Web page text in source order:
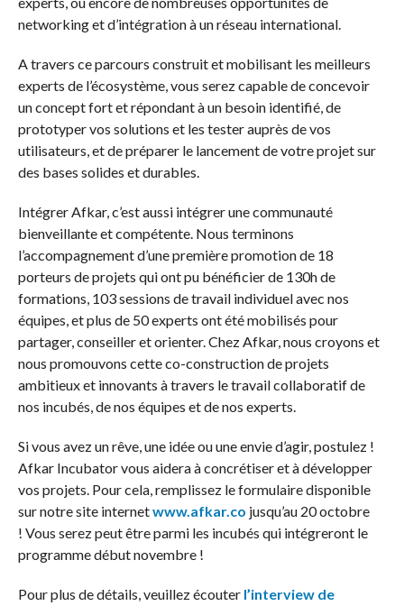
networking et d’intégration à un réseau international.
A travers ce parcours construit et mobilisant les meilleurs
experts de l’écosystème, vous serez capable de concevoir
un concept fort et répondant à un besoin identifié, de
prototyper vos solutions et les tester auprès de vos
utilisateurs, et de préparer le lancement de votre projet sur
des bases solides et durables.
Intégrer Afkar, c’est aussi intégrer une communauté
bienveillante et compétente. Nous terminons
l’accompagnement d’une première promotion de 18
porteurs de projets qui ont pu bénéficier de 130h de
formations, 103 sessions de travail individuel avec nos
équipes, et plus de 50 experts ont été mobilisés pour
partager, conseiller et orienter. Chez Afkar, nous croyons et
nous promouvons cette co-construction de projets
ambitieux et innovants à travers le travail collaboratif de
nos incubés, de nos équipes et de nos experts.
Si vous avez un rêve, une idée ou une envie d’agir, postulez !
Afkar Incubator vous aidera à concrétiser et à développer
vos projets. Pour cela, remplissez le formulaire disponible
sur notre site internetwww.afkar.co jusqu’au 20 octobre
! Vous serez peut être parmi les incubés qui intégreront le
programme début novembre !
Pour plus de détails, veuillez écouter l’interview de